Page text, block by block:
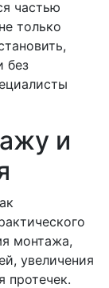
частью
только
без
и
монтажа,
увеличения
протечек.